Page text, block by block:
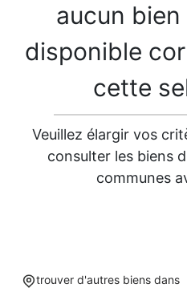
aucun
disponible
cette
Veuillez élargir vos
consulter les biens
communes
trouver d'autres biens dans